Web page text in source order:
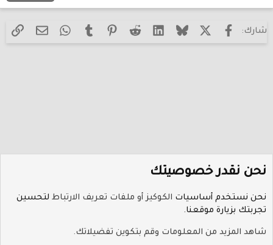
26
Trebuchet MS
شارك: فيسبوكX (Twitter)
Bluesky
LinkedIn
Reddit
Pinterest
Tumblr
WhatsApp
البريد
نحن نقدر خصوصيتك
نحن نستخدم أساسيات الكوكيز أو ملفات تعريف الارتباط لتحسين
تجربتك بزيارة موقعنا.
شاهد المزيد من المعلومات وقم بتكوين تفضيلاتك.